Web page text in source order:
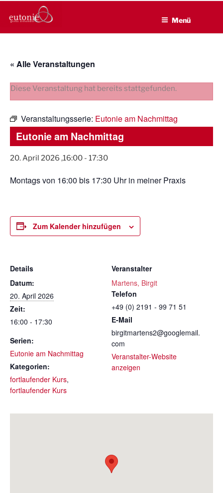
Inhalt
EUTONIE.DE
Lebensbalance durch körperliche Selbsterfahrung
Menü
« Alle Veranstaltungen
Diese Veranstaltung hat bereits stattgefunden.
Veranstaltungsserie: Eutonie am Nachmittag
Eutonie am Nachmittag
20. April 2026 ,16:00 - 17:30
Montags von 16:00 bis 17:30 Uhr in meiner Praxis
Zum Kalender hinzufügen
Details
Datum:
20. April 2026
Zeit:
16:00 - 17:30
Serien:
Eutonie am Nachmittag
Kategorien:
fortlaufender Kurs,
fortlaufender Kurs
Veranstalter
Martens, Birgit
Telefon
+49 (0) 2191 - 99 71 51
E-Mail
birgitmartens2@googlemail.
com
Veranstalter-Website
anzeigen